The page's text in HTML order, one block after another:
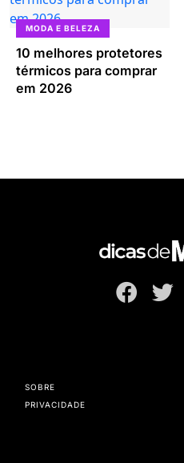
MODA E BELEZA
10 melhores protetores
térmicos para comprar
em 2026
SOBRE
PRIVACIDADE